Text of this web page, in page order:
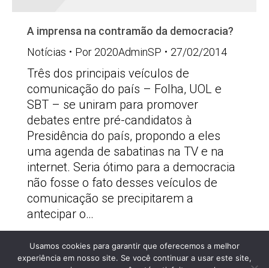
A imprensa na contramão da democracia?
Notícias
Por 2020AdminSP 27/02/2014
Três dos principais veículos de
comunicação do país – Folha, UOL e
SBT – se uniram para promover
debates entre pré-candidatos à
Presidência do país, propondo a eles
uma agenda de sabatinas na TV e na
internet. Seria ótimo para a democracia
não fosse o fato desses veículos de
comunicação se precipitarem a
antecipar o…
PSOLSP 2020 © - Direitos liberados desde que
Usamos cookies para garantir que oferecemos a melhor
experiência em nosso site. Se você continuar a usar este site,